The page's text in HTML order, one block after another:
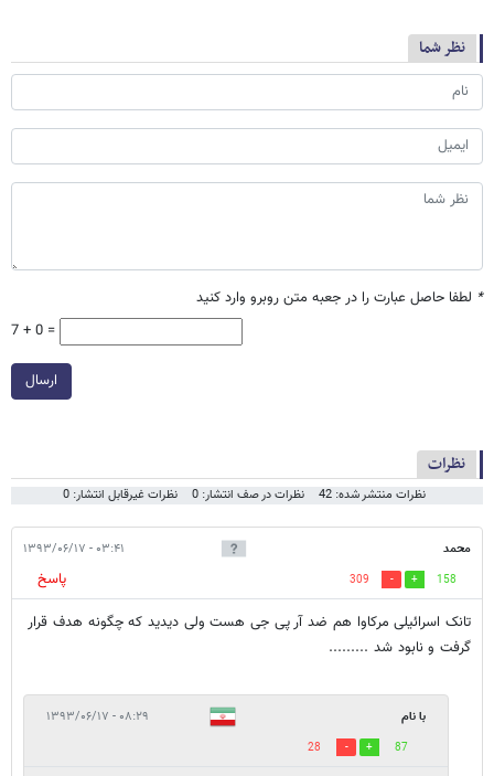
نظر شما
* لطفا حاصل عبارت را در جعبه متن روبرو وارد کنید
7 + 0 =
ارسال
نظرات
نظرات منتشر شده: 42 نظرات در صف انتشار: 0 نظرات غیرقابل انتشار: 0
محمد ۰۳:۴۱ - ۱۳۹۳/۰۶/۱۷
158
309
پاسخ
تانک اسرائیلی مرکاوا هم ضد آر پی جی هست ولی دیدید که چگونه هدف قرار
گرفت و نابود شد .........
با نام ۰۸:۲۹ - ۱۳۹۳/۰۶/۱۷
87
28